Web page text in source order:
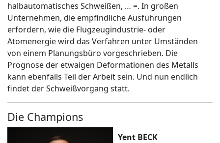
halbautomatisches Schweißen, … =. In großen
Unternehmen, die empfindliche Ausführungen
erfordern, wie die Flugzeugindustrie- oder
Atomenergie wird das Verfahren unter Umständen
von einem Planungsbüro vorgeschrieben. Die
Prognose der etwaigen Deformationen des Metalls
kann ebenfalls Teil der Arbeit sein. Und nun endlich
findet der Schweißvorgang statt.
Die Champions
Yent BECK